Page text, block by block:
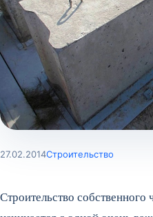
27.02.2014Строительство
Строительство собственного